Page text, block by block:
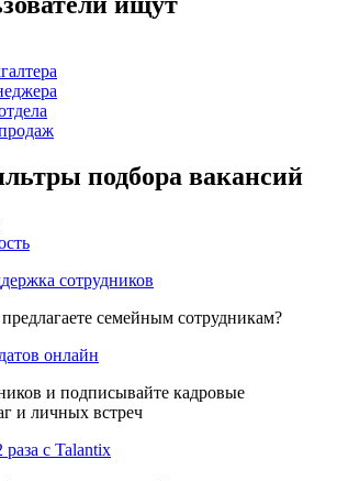
подбора вакансий
сотрудников
семейным сотрудникам?
онлайн
и подписывайте кадровые
и личных встреч
раза с Talantix